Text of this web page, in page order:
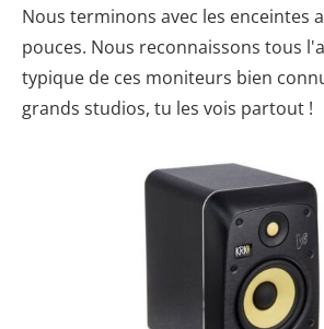
Nous terminons avec les enceintes
pouces. Nous reconnaissons tous
typique de ces moniteurs bien
grands studios, tu les vois partout !